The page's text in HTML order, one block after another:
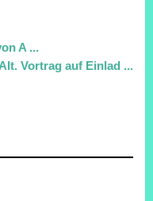
A ...
Vortrag auf Einlad ...